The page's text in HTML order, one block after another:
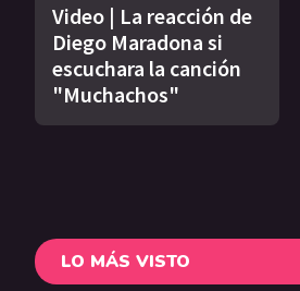
Video | La reacción de
Diego Maradona si
escuchara la canción
"Muchachos"
LO MÁS VISTO